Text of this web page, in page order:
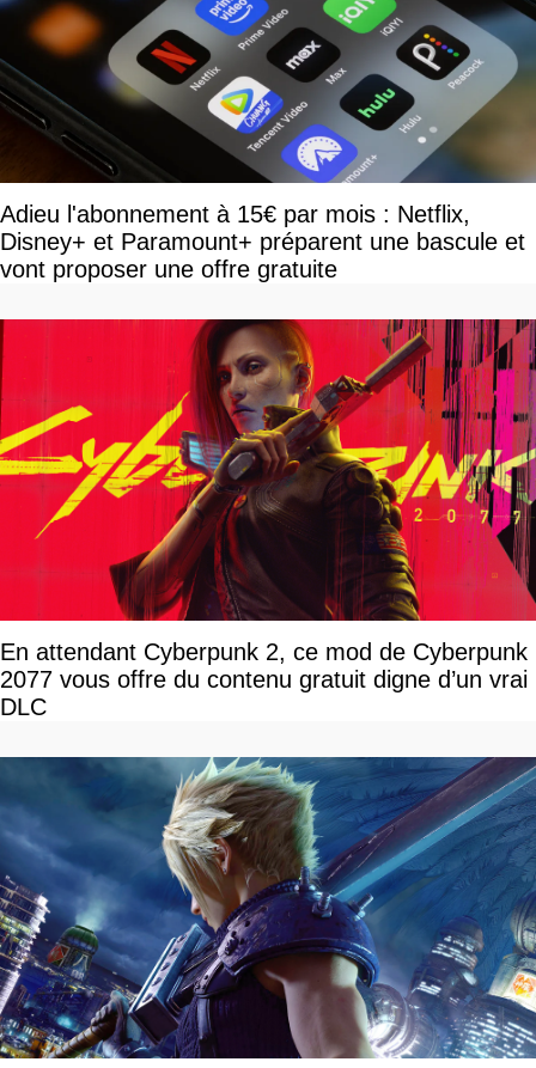
Adieu l'abonnement à 15€ par mois : Netflix,
Disney+ et Paramount+ préparent une bascule et
vont proposer une offre gratuite
En attendant Cyberpunk 2, ce mod de Cyberpunk
2077 vous offre du contenu gratuit digne d’un vrai
DLC